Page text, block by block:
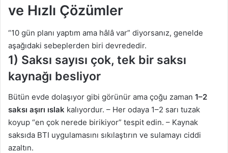
ve Hızlı Çözümler
“10 gün planı yaptım ama hâlâ var” diyorsanız, genelde
aşağıdaki sebeplerden biri devrededir.
1) Saksı sayısı çok, tek bir saksı
kaynağı besliyor
Bütün evde dolaşıyor gibi görünür ama çoğu zaman 1–2
saksı aşırı ıslak kalıyordur. – Her odaya 1–2 sarı tuzak
koyup “en çok nerede birikiyor” tespit edin. – Kaynak
saksıda BTI uygulamasını sıkılaştırın ve sulamayı ciddi
azaltın.